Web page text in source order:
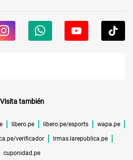
Visita también
libero.pe libero.pe/esports wapa.pe
verificador lrmas.larepublica.pe
cuponidad.pe